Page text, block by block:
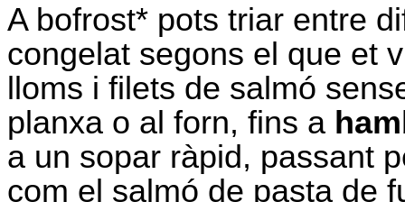
A bofrost* pots triar entre
congelat segons el que et
lloms i filets de salmó
planxa o al forn, fins a
a un sopar ràpid, passant
com el salmó de pasta de